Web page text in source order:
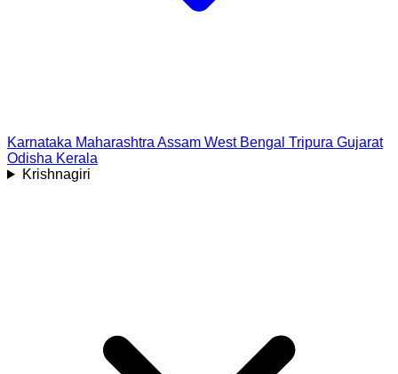
Karnataka Maharashtra Assam West Bengal Tripura Gujarat
Odisha Kerala
Krishnagiri